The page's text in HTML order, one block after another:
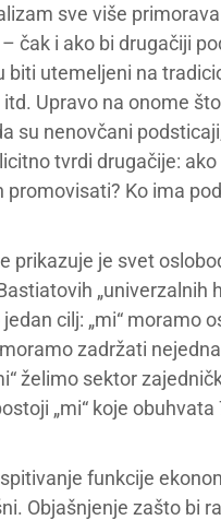
sve više
čak i ako bi drugačiji
biti utemeljeni na
Upravo na onome
su nenovčani
tvrdi drugačije: ako
Ko ima
prikazuje je svet
„univerzalnih
cilj: „mi“ moramo
zadržati
želimo sektor
„mi“ koje obuhvata
funkcije
Objašnjenje zašto bi